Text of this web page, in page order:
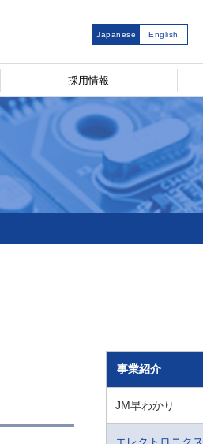
Japanese English
採用情報
事業紹介
JM早わかり